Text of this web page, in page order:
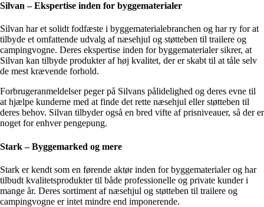
Silvan – Ekspertise inden for byggematerialer
Silvan har et solidt fodfæste i byggematerialebranchen og har ry for at
tilbyde et omfattende udvalg af næsehjul og støtteben til trailere og
campingvogne. Deres ekspertise inden for byggematerialer sikrer, at
Silvan kan tilbyde produkter af høj kvalitet, der er skabt til at tåle selv
de mest krævende forhold.
Forbrugeranmeldelser peger på Silvans pålidelighed og deres evne til
at hjælpe kunderne med at finde det rette næsehjul eller støtteben til
deres behov. Silvan tilbyder også en bred vifte af prisniveauer, så der er
noget for enhver pengepung.
Stark – Byggemarked og mere
Stark er kendt som en førende aktør inden for byggematerialer og har
tilbudt kvalitetsprodukter til både professionelle og private kunder i
mange år. Deres sortiment af næsehjul og støtteben til trailere og
campingvogne er intet mindre end imponerende.